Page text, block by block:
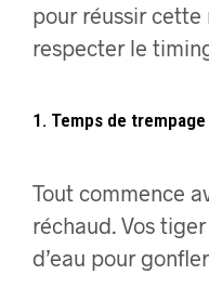
pour réussir
respecter le
1. Temps de
Tout commence
réchaud. Vos
d’eau pour